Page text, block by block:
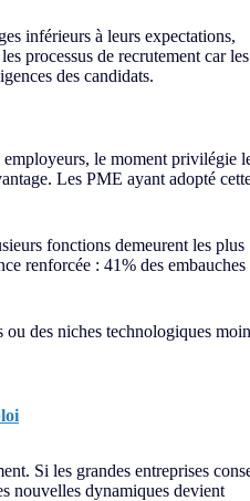
inférieurs à leurs expectations,
processus de recrutement car les
des candidats.
le moment privilégie
Les PME ayant adopté
fonctions demeurent les plus
renforcée : 41% des embauches
des niches technologiques
Si les grandes entreprises
nouvelles dynamiques devient